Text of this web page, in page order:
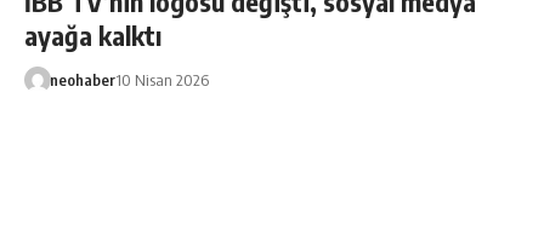
ayağa kalktı
neohaber10 Nisan 2026